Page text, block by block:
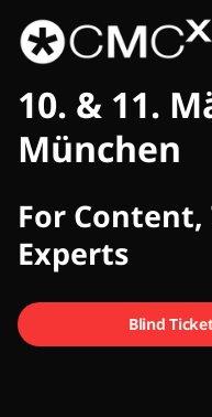
CMCX
10. & 11.
München
For Content,
Experts
Blind